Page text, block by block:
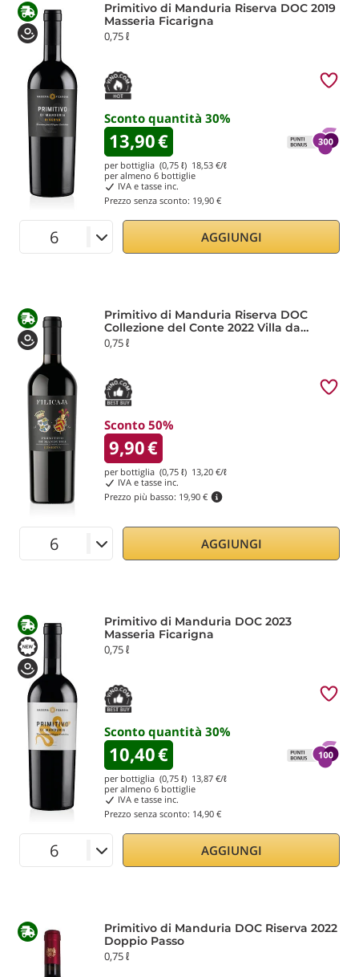
Primitivo di Manduria Riserva DOC 2019
Masseria Ficarigna
0,75 ℓ
Sconto quantità 30%
13,90€
per bottiglia (0,75 ℓ) 18,53 €/ℓ
per almeno 6 bottiglie
IVA e tasse inc.
Prezzo senza sconto: 19,90 €
AGGIUNGI
Primitivo di Manduria Riserva DOC
Collezione del Conte 2022 Villa da
Filicaja
0,75 ℓ
Sconto 50%
9,90€
per bottiglia (0,75 ℓ) 13,20 €/ℓ
IVA e tasse inc.
Prezzo più basso: 19,90 €
AGGIUNGI
Primitivo di Manduria DOC 2023
Masseria Ficarigna
0,75 ℓ
Sconto quantità 30%
10,40€
per bottiglia (0,75 ℓ) 13,87 €/ℓ
per almeno 6 bottiglie
IVA e tasse inc.
Prezzo senza sconto: 14,90 €
AGGIUNGI
Primitivo di Manduria DOC Riserva 2022
Doppio Passo
0,75 ℓ